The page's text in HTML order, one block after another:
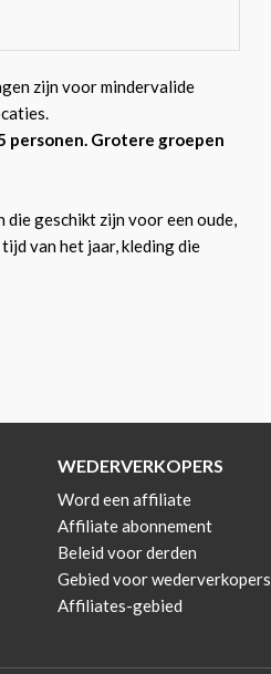
zijn voor mindervalide
personen. Grotere groepen
die geschikt zijn voor een oude,
van het jaar, kleding die
WEDERVERKOPERS
Word een affiliate
Affiliate abonnement
Beleid voor derden
Gebied voor wederverkopers
Affiliates-gebied